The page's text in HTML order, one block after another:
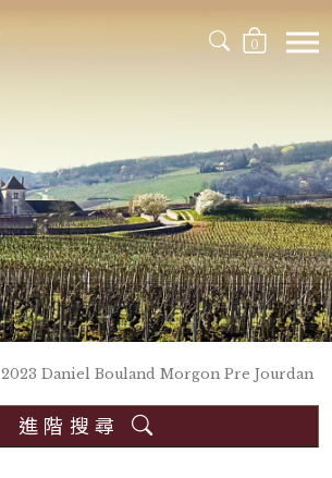
0
2023 Daniel Bouland Morgon Pre Jourdan
進階搜尋